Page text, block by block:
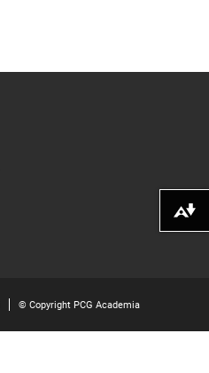
© Copyright PCG Academia
Pobierz